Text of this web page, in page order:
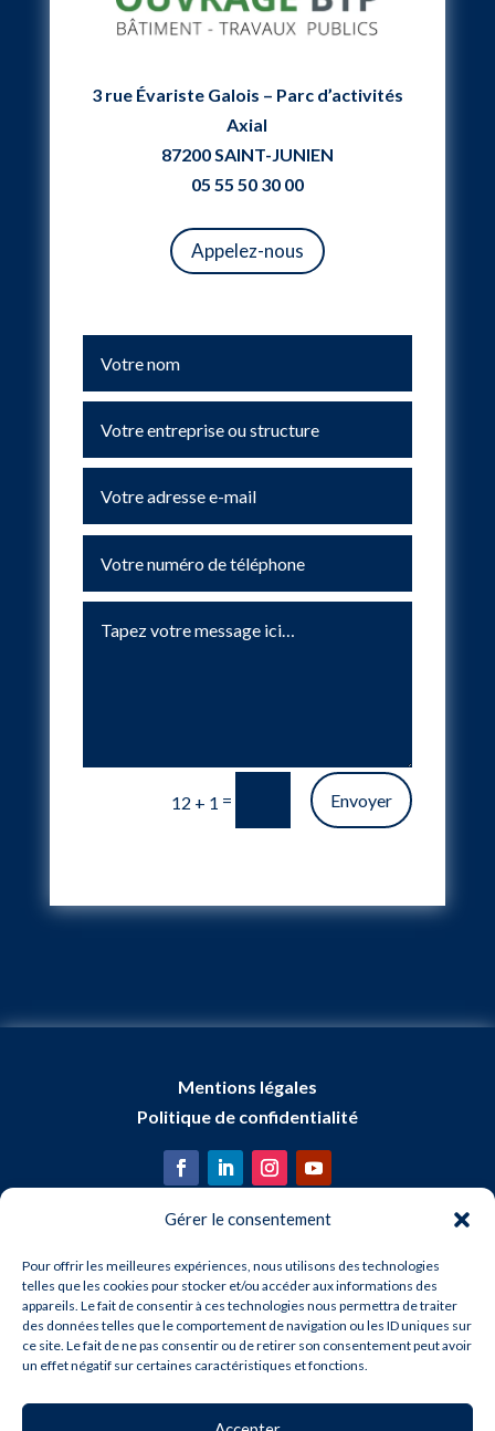
Gérer le consentement
Pour offrir les meilleures expériences, nous utilisons des technologies
telles que les cookies pour stocker et/ou accéder aux informations des
appareils. Le fait de consentir à ces technologies nous permettra de traiter
des données telles que le comportement de navigation ou les ID uniques sur
ce site. Le fait de ne pas consentir ou de retirer son consentement peut avoir
un effet négatif sur certaines caractéristiques et fonctions.
3 rue Évariste Galois – Parc d’activités
Axial
87200 SAINT-JUNIEN
05 55 50 30 00
Appelez-nous
12 + 1 = Envoyer
Mentions légales
Politique de confidentialité